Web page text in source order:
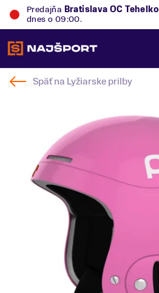
Predajňa Bratislava OC Tehelko
dnes o 09:00.
Späť na Lyžiarske prilby